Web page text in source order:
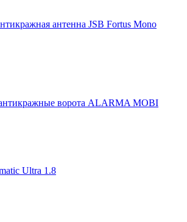
антенна JSB Fortus Mono
ворота ALARMA MOBI
Ultra 1.8